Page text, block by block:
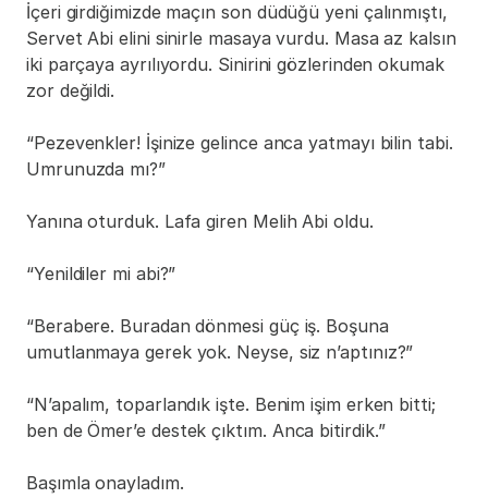
İçeri girdiğimizde maçın son düdüğü yeni çalınmıştı,
Servet Abi elini sinirle masaya vurdu. Masa az kalsın
iki parçaya ayrılıyordu. Sinirini gözlerinden okumak
zor değildi.
“Pezevenkler! İşinize gelince anca yatmayı bilin tabi.
Umrunuzda mı?”
Yanına oturduk. Lafa giren Melih Abi oldu.
“Yenildiler mi abi?”
“Berabere. Buradan dönmesi güç iş. Boşuna
umutlanmaya gerek yok. Neyse, siz n’aptınız?”
“N’apalım, toparlandık işte. Benim işim erken bitti;
ben de Ömer’e destek çıktım. Anca bitirdik.”
Başımla onayladım.